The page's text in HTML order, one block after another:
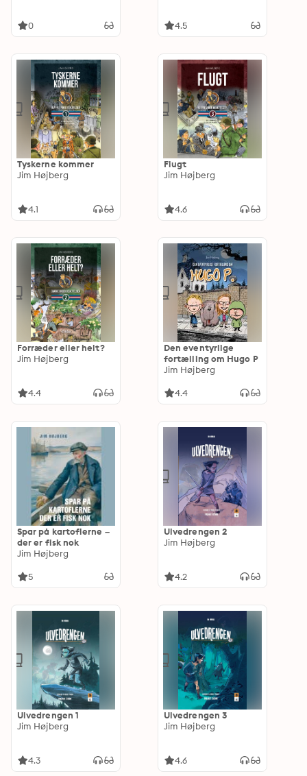
0 4.5
Tyskerne kommer
Jim Højberg
4.1
Flugt
Jim Højberg
4.6
Forræder eller helt?
Jim Højberg
4.4
Den eventyrlige
fortælling om Hugo P
Jim Højberg
4.4
Spar på kartoflerne –
der er fisk nok
Jim Højberg
5
Ulvedrengen 2
Jim Højberg
4.2
Ulvedrengen 1
Jim Højberg
4.3
Ulvedrengen 3
Jim Højberg
4.6